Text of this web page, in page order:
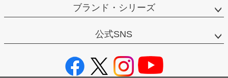
ブランド・シリーズ
公式SNS